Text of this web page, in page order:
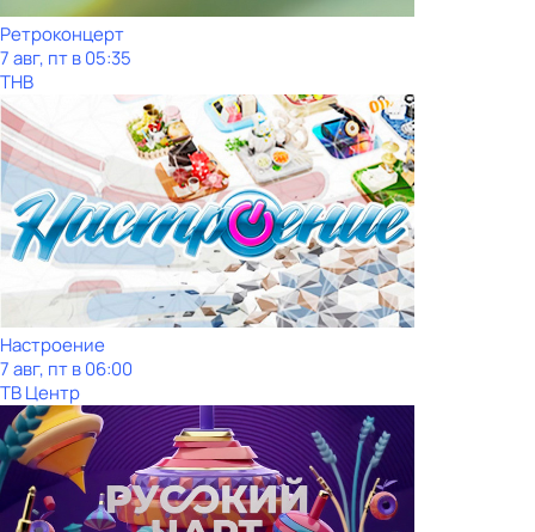
Ретроконцерт
7 авг, пт в 05:35
ТНВ
Настроение
7 авг, пт в 06:00
ТВ Центр